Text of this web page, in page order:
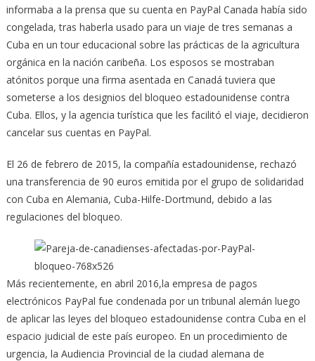
informaba a la prensa que su cuenta en PayPal Canada había sido
congelada, tras haberla usado para un viaje de tres semanas a
Cuba en un tour educacional sobre las prácticas de la agricultura
orgánica en la nación caribeña. Los esposos se mostraban
atónitos porque una firma asentada en Canadá tuviera que
someterse a los designios del bloqueo estadounidense contra
Cuba. Ellos, y la agencia turística que les facilitó el viaje, decidieron
cancelar sus cuentas en PayPal.
El 26 de febrero de 2015, la compañía estadounidense, rechazó
una transferencia de 90 euros emitida por el grupo de solidaridad
con Cuba en Alemania, Cuba-Hilfe-Dortmund, debido a las
regulaciones del bloqueo.
Más recientemente, en abril 2016,la empresa de pagos
electrónicos PayPal fue condenada por un tribunal alemán luego
de aplicar las leyes del bloqueo estadounidense contra Cuba en el
espacio judicial de este país europeo. En un procedimiento de
urgencia, la Audiencia Provincial de la ciudad alemana de